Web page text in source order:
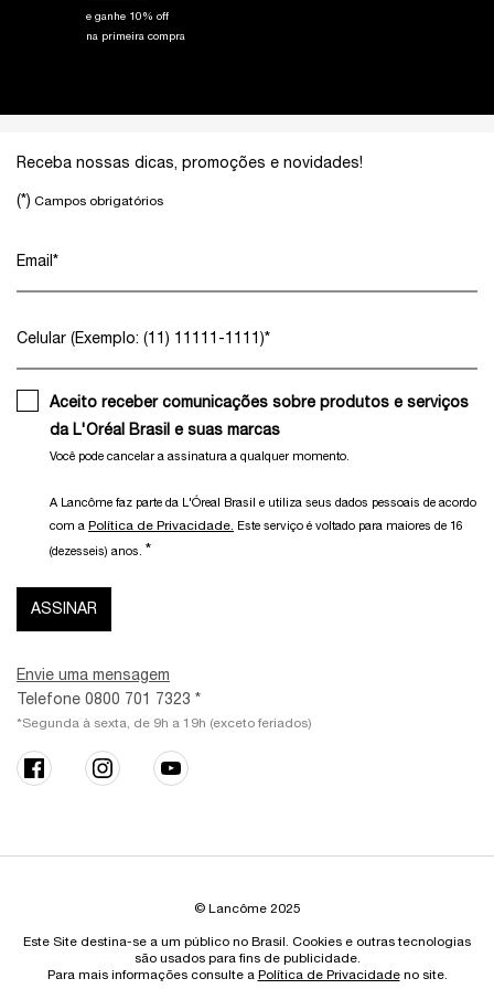
e ganhe 10% off
na primeira compra
Receba nossas dicas, promoções e novidades!
(*) Campos obrigatórios
Email *
Celular (Exemplo: (11) 11111-1111)*
Aceito receber comunicações sobre produtos e serviços
da L'Oréal Brasil e suas marcas
Você pode cancelar a assinatura a qualquer momento.​
A Lancôme faz parte da L'Óreal Brasil e utiliza seus dados pessoais de acordo
com a Política de Privacidade. Este serviço é voltado para maiores de 16
(dezesseis) anos. *
ASSINAR
Envie uma mensagem
Telefone 0800 701 7323 *
*Segunda à sexta, de 9h a 19h (exceto feriados)
© Lancôme 2025
Este Site destina-se a um público no Brasil. Cookies e outras tecnologias
são usados para fins de publicidade.
Para mais informações consulte a Política de Privacidadeno site.